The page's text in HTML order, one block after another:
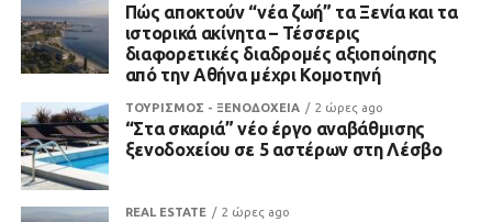
Πώς αποκτούν “νέα ζωή” τα Ξενία και τα
ιστορικά ακίνητα – Τέσσερις
διαφορετικές διαδρομές αξιοποίησης
από την Αθήνα μέχρι Κομοτηνή
ΤΟΥΡΙΣΜΟΣ - ΞΕΝΟΔΟΧΕΙΑ 2 ώρες ago
“Στα σκαριά” νέο έργο αναβάθμισης
ξενοδοχείου σε 5 αστέρων στη Λέσβο
REAL ESTATE 2 ώρες ago